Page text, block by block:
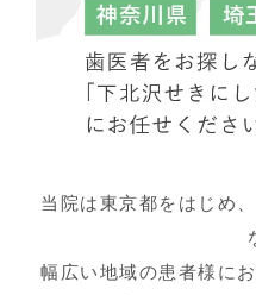
当院は東京都をはじめ
幅広い地域の患者様に